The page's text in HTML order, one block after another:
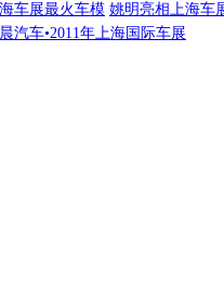
车展最火车模 姚明亮相上海车
汽车•2011年上海国际车展